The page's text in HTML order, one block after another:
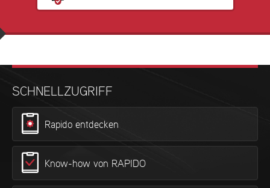
SCHNELLZUGRIFF
Rapido entdecken
Know-how von RAPIDO